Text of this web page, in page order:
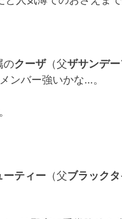
のクーザ（父ザサンデ
ンバー強いかな…。
ーティー （父ブラック